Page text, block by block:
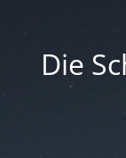
Die